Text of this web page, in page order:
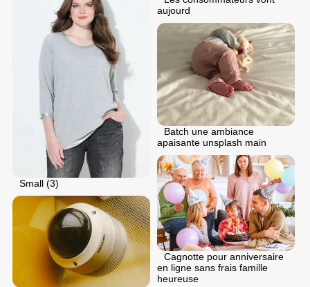
aujourd
Small (3)
Batch une ambiance
apaisante unsplash main
Cagnotte pour anniversaire
en ligne sans frais famille
heureuse